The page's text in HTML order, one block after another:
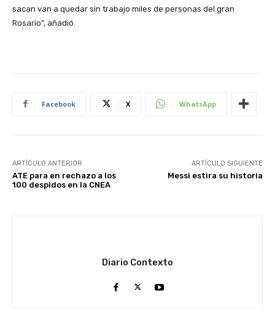
sacan van a quedar sin trabajo miles de personas del gran
Rosario”, añadió.
Facebook X WhatsApp
ARTÍCULO ANTERIOR
ATE para en rechazo a los
100 despidos en la CNEA
ARTÍCULO SIGUIENTE
Messi estira su historia
Diario Contexto